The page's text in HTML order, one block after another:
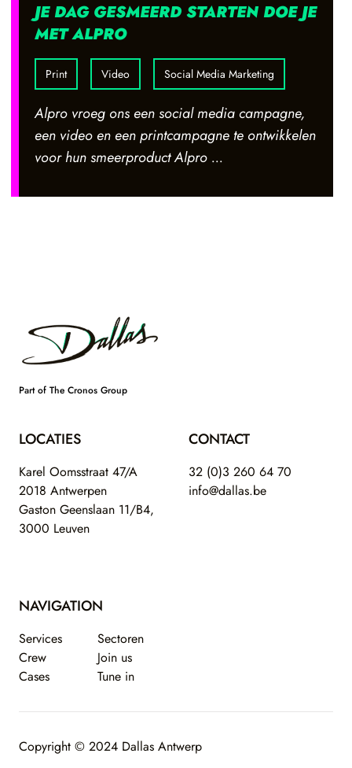
JE DAG GESMEERD STARTEN DOE JE
MET ALPRO
Print Video Social Media Marketing
Alpro vroeg ons een social media campagne,
een video en een printcampagne te ontwikkelen
voor hun smeerproduct Alpro ...
Part of The Cronos Group
LOCATIES
Karel Oomsstraat 47/A
2018 Antwerpen
Gaston Geenslaan 11/B4,
3000 Leuven
CONTACT
32 (0)3 260 64 70
info@dallas.be
NAVIGATION
Services
Crew
Cases
Sectoren
Join us
Tune in
Copyright © 2024 Dallas Antwerp